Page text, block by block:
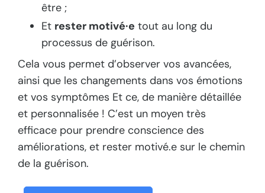
être ;
Et rester motivé·e tout au long du
processus de guérison.
Cela vous permet d’observer vos avancées,
ainsi que les changements dans vos émotions
et vos symptômes Et ce, de manière détaillée
et personnalisée ! C’est un moyen très
efficace pour prendre conscience des
améliorations, et rester motivé.e sur le chemin
de la guérison.